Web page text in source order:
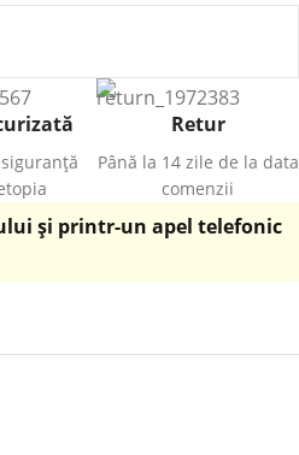
Retur
Până la 14 zile de la data
comenzii
și printr-un apel telefonic